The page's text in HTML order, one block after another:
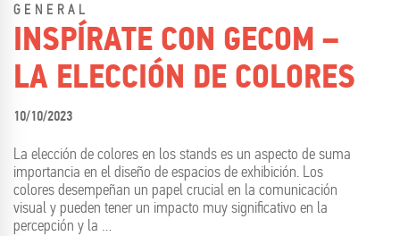
GENERAL
INSPÍRATE CON GECOM –
LA ELECCIÓN DE COLORES
10/10/2023
La elección de colores en los stands es un aspecto de suma
importancia en el diseño de espacios de exhibición. Los
colores desempeñan un papel crucial en la comunicación
visual y pueden tener un impacto muy significativo en la
percepción y la …